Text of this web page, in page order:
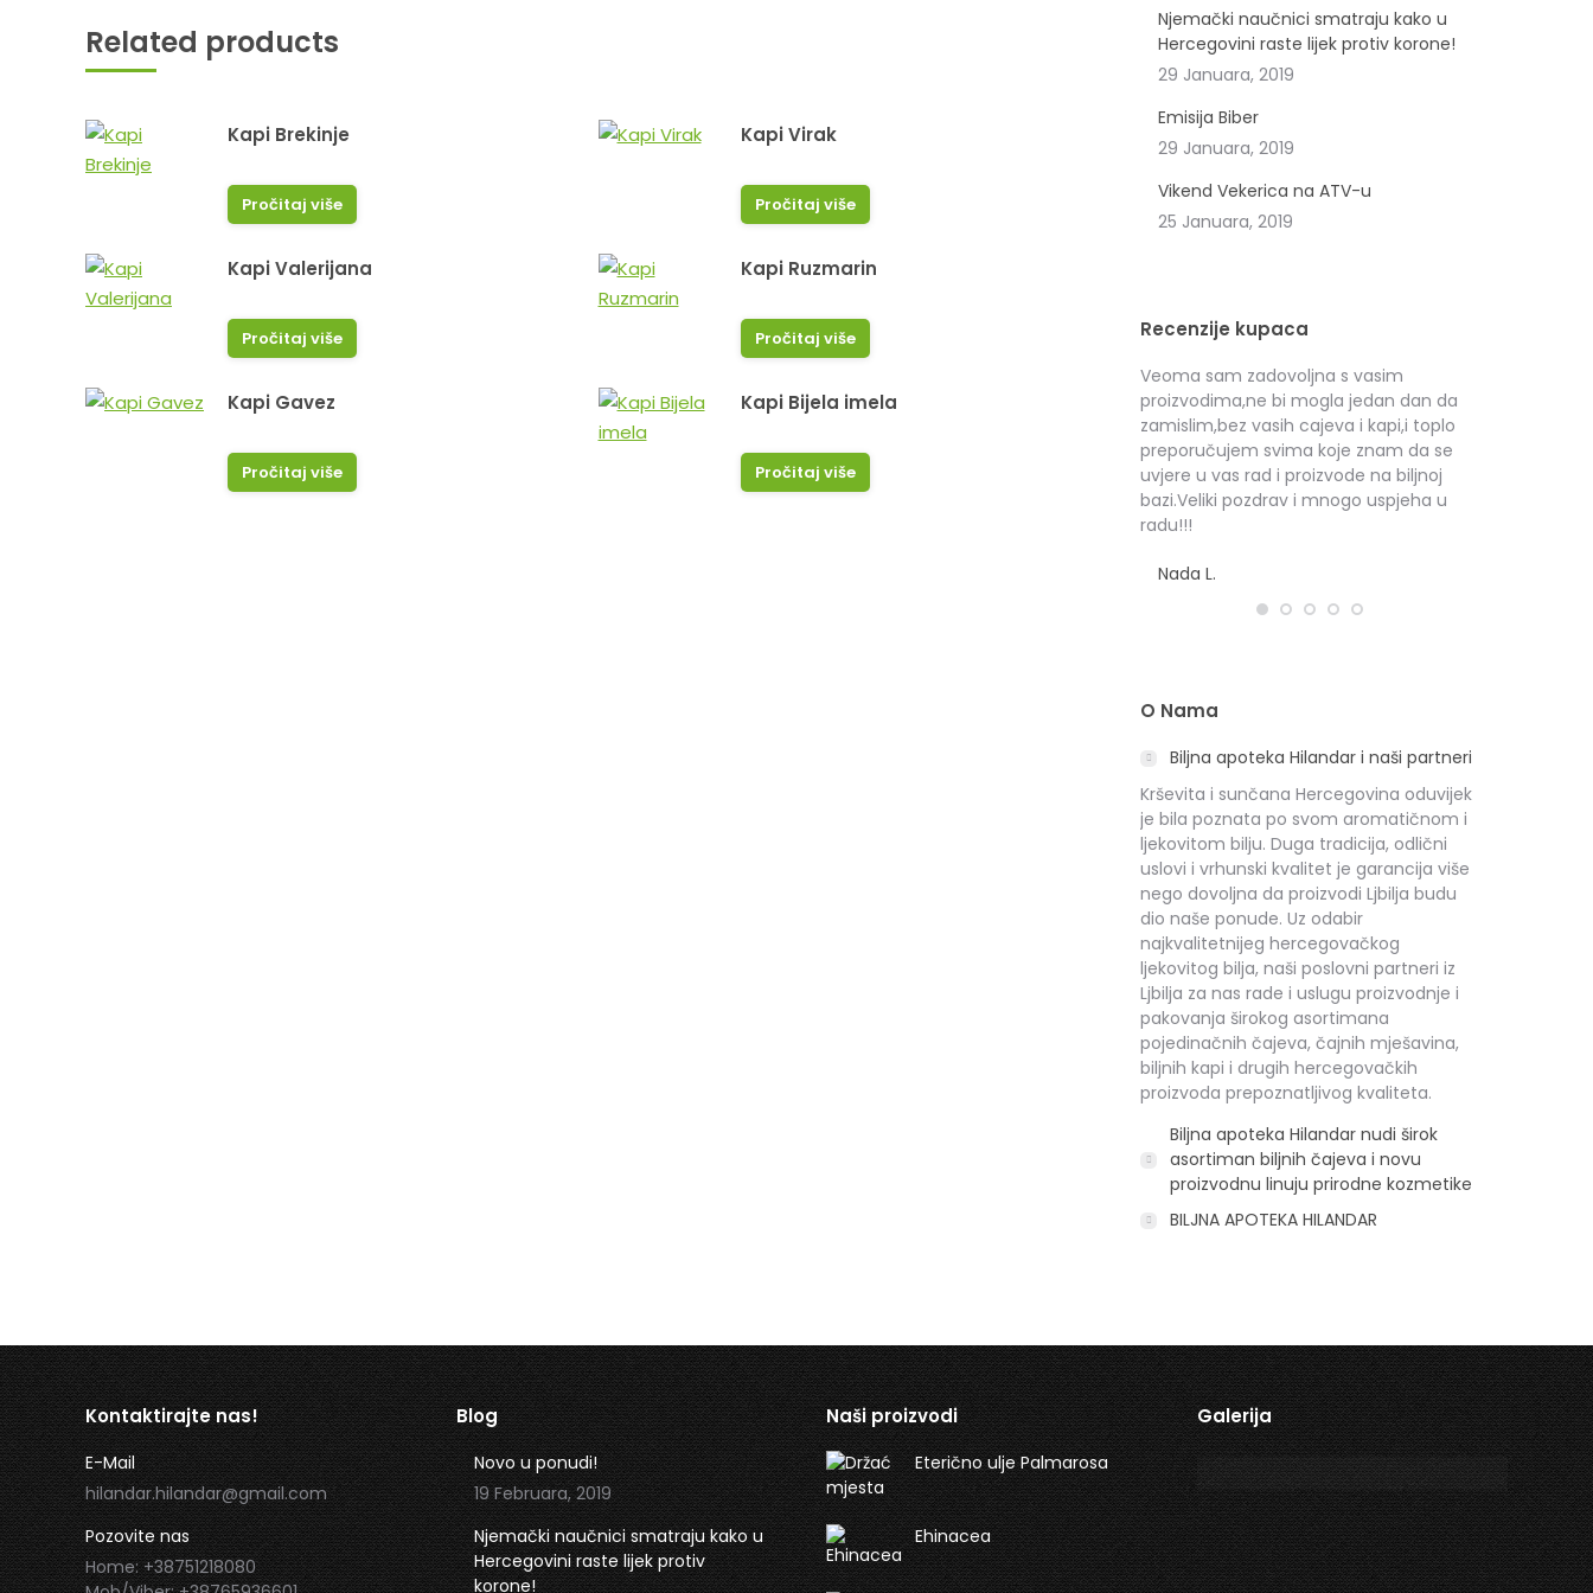
Related products
Kapi Brekinje
Pročitaj više
Kapi Virak
Pročitaj više
Kapi Valerijana
Pročitaj više
Kapi Ruzmarin
Pročitaj više
Kapi Gavez
Pročitaj više
Kapi Bijela imela
Pročitaj više
Njemački naučnici smatraju kako u
Hercegovini raste lijek protiv korone!
29 Januara, 2019
Emisija Biber
29 Januara, 2019
Vikend Vekerica na ATV-u
25 Januara, 2019
Recenzije kupaca
profesionalnosti sve preporuke za vas.
Dragana B.
sto postoje. Sve sto smo uzeli bilo je
Veoma sam zadovoljna s vasim
proizvodima,ne bi mogla jedan dan da
zamislim,bez vasih cajeva i kapi,i toplo
preporučujem svima koje znam da se
uvjere u vas rad i proizvode na biljnoj
bazi.Veliki pozdrav i mnogo uspjeha u
radu!!!
Nada L.
O Nama
Biljna apoteka Hilandar i naši partneri
Krševita i sunčana Hercegovina oduvijek
je bila poznata po svom aromatičnom i
ljekovitom bilju. Duga tradicija, odlični
uslovi i vrhunski kvalitet je garancija više
nego dovoljna da proizvodi Ljbilja budu
dio naše ponude. Uz odabir
najkvalitetnijeg hercegovačkog
ljekovitog bilja, naši poslovni partneri iz
Ljbilja za nas rade i uslugu proizvodnje i
pakovanja širokog asortimana
pojedinačnih čajeva, čajnih mješavina,
biljnih kapi i drugih hercegovačkih
proizvoda prepoznatljivog kvaliteta.
Biljna apoteka Hilandar nudi širok
asortiman biljnih čajeva i novu
proizvodnu linuju prirodne kozmetike
BILJNA APOTEKA HILANDAR
Kontaktirajte nas!
E-Mail
hilandar.hilandar@gmail.com
Pozovite nas
Home: +38751218080
Blog
Novo u ponudi!
19 Februara, 2019
Njemački naučnici smatraju kako u
Hercegovini raste lijek protiv
korone!
Naši proizvodi
Eterično ulje Palmarosa
Ehinacea
Galerija